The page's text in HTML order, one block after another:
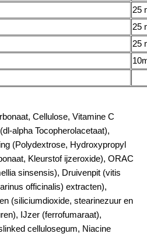
25
25
25
Cellulose, Vitamine C
alpha Tocopherolacetaat),
(Polydextrose, Hydroxypropyl
Kleurstof ijzeroxide), ORAC
sinsensis), Druivenpit (vitis
officinalis) extracten),
(siliciumdioxide, stearinezuur en
IJzer (ferrofumaraat),
cellulosegum, Niacine